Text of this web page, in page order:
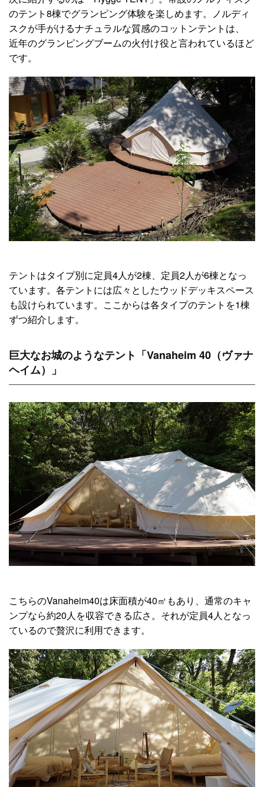
のテント8棟でグランピング体験を楽しめます。ノルディ
スクが手がけるナチュラルな質感のコットンテントは、
近年のグランピングブームの火付け役と言われているほど
です。
テントはタイプ別に定員4人が2棟、定員2人が6棟となっ
ています。各テントには広々としたウッドデッキスペース
も設けられています。ここからは各タイプのテントを1棟
ずつ紹介します。
巨大なお城のようなテント「Vanaheim 40（ヴァナ
ヘイム）」
こちらのVanaheim40は床面積が40㎡もあり、通常のキャ
ンプなら約20人を収容できる広さ。それが定員4人となっ
ているので贅沢に利用できます。